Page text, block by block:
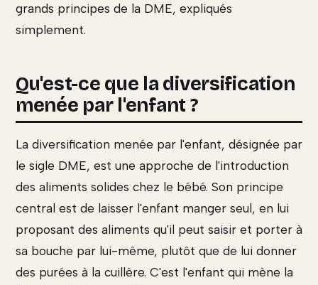
grands principes de la DME, expliqués
simplement.
Qu'est-ce que la diversification
menée par l'enfant ?
La diversification menée par l'enfant, désignée par
le sigle DME, est une approche de l'introduction
des aliments solides chez le bébé. Son principe
central est de laisser l'enfant manger seul, en lui
proposant des aliments qu'il peut saisir et porter à
sa bouche par lui-même, plutôt que de lui donner
des purées à la cuillère. C'est l'enfant qui mène la